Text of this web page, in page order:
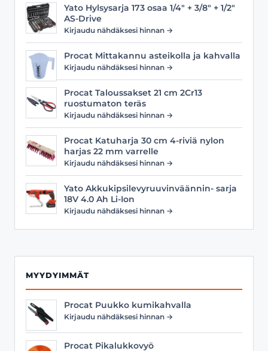
Yato Hylsysarja 173 osaa 1/4" + 3/8" + 1/2"
AS-Drive
Kirjaudu nähdäksesi hinnan →
Procat Mittakannu asteikolla ja kahvalla
Kirjaudu nähdäksesi hinnan →
Procat Taloussakset 21 cm 2Cr13
ruostumaton teräs
Kirjaudu nähdäksesi hinnan →
Procat Katuharja 30 cm 4-riviä nylon
harjas 22 mm varrelle
Kirjaudu nähdäksesi hinnan →
Yato Akkukipsilevyruuvinväännin- sarja
18V 4.0 Ah Li-Ion
Kirjaudu nähdäksesi hinnan →
MYYDYIMMÄT
Procat Puukko kumikahvalla
Kirjaudu nähdäksesi hinnan →
Procat Pikalukkovyö